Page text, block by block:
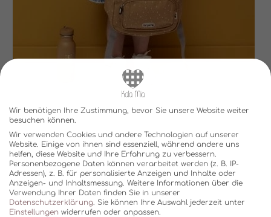
Wir benötigen Ihre Zustimmung, bevor Sie unsere Website weiter
besuchen können.
Wir verwenden Cookies und andere Technologien auf unserer
Website. Einige von ihnen sind essenziell, während andere uns
helfen, diese Website und Ihre Erfahrung zu verbessern.
Personenbezogene Daten können verarbeitet werden (z. B. IP-
Adressen), z. B. für personalisierte Anzeigen und Inhalte oder
Anzeigen- und Inhaltsmessung. Weitere Informationen über die
Verwendung Ihrer Daten finden Sie in unserer
Datenschutzerklärung Sie können Ihre Auswahl jederzeit unter
Einstellungen widerrufen oder anpassen.